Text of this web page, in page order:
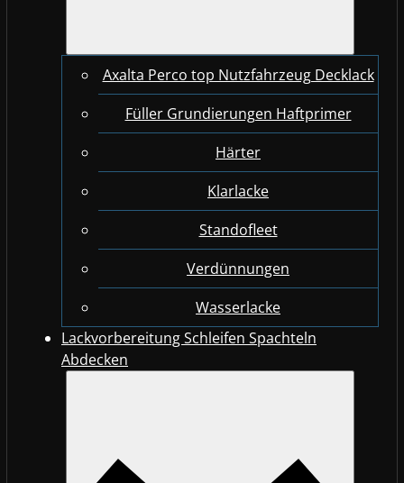
Axalta Perco top Nutzfahrzeug Decklack
Füller Grundierungen Haftprimer
Härter
Klarlacke
Standofleet
Verdünnungen
Wasserlacke
Lackvorbereitung Schleifen Spachteln
Abdecken